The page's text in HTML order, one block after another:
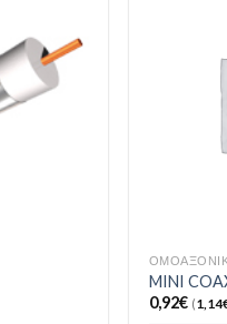
Add to
Wishlist
MINI
0,92€ (1,14